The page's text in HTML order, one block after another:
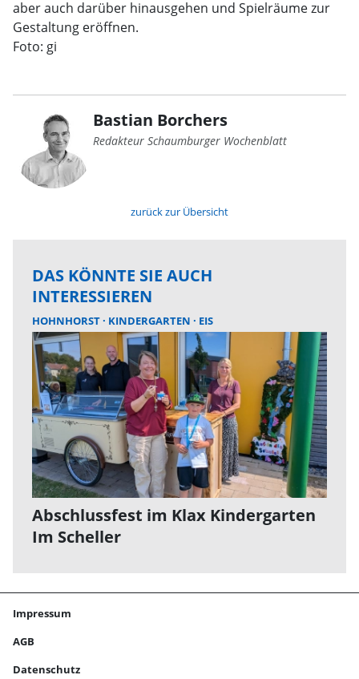
aber auch darüber hinausgehen und Spielräume zur
Gestaltung eröffnen.
Foto: gi
Bastian Borchers
Redakteur Schaumburger Wochenblatt
zurück zur Übersicht
DAS KÖNNTE SIE AUCH
INTERESSIEREN
HOHNHORST KINDERGARTEN EIS
Abschlussfest im Klax Kindergarten
Im Scheller
Impressum
AGB
Datenschutz